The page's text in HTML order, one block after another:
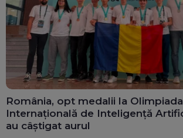
România, opt medalii la Olimpiada
Internațională de Inteligență
au câștigat aurul